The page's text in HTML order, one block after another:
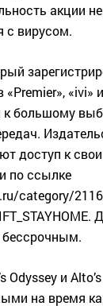
акции
с вирусом.
«ivi»
к большому
доступ к
по ссылке
category/
бессрочным.
Odyssey и
на время